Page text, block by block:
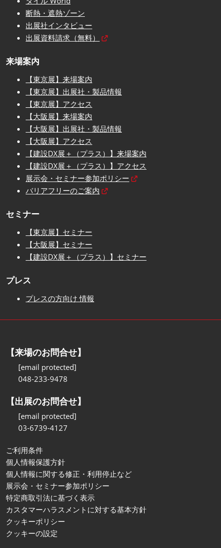
断熱・遮熱ゾーン
出展社インタビュー
出展資料請求（無料）
来場案内
【東京展】来場案内
【東京展】出展社・製品情報
【東京展】アクセス
【大阪展】来場案内
【大阪展】出展社・製品情報
【大阪展】アクセス
【建設DX展＋（プラス）】来場案内
【建設DX展＋（プラス）】アクセス
展示会・セミナー参加ポリシー
バリアフリーのご案内
セミナー
【東京展】セミナー
【大阪展】セミナー
【建設DX展＋（プラス）】セミナー
プレス
プレスの方向け 情報
【来場のお問合せ】
[email protected]
048-233-9478
【出展のお問合せ】
[email protected]
03-6739-4127
ご利用条件
個人情報保護方針
個人情報に関する修正・利用停止など
展示会・セミナー参加ポリシー
特定商取引法に基づく表示
カスタマーハラスメントに対する基本方針
クッキーポリシー
クッキーの設定